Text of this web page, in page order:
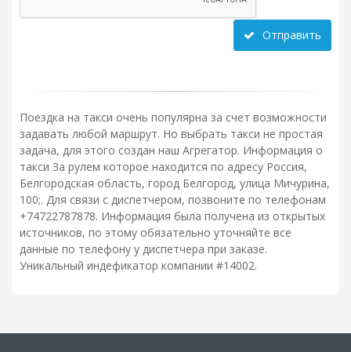
Отправить
Поездка на такси очень популярна за счет возможности
задавать любой маршрут. Но выбрать такси не простая
задача, для этого создан наш Агрегатор. Информация о
такси За рулем которое находится по адресу Россия,
Белгородская область, город Белгород, улица Мичурина,
100;. Для связи с диспетчером, позвоните по телефонам
+74722787878. Информация была получена из открытых
источников, по этому обязательно уточняйте все
данные по телефону у диспетчера при заказе.
Уникальный индефикатор компании #14002.